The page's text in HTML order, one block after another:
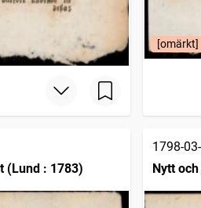
[omärkt]
(Lund : 1783)
1798-
Nytt